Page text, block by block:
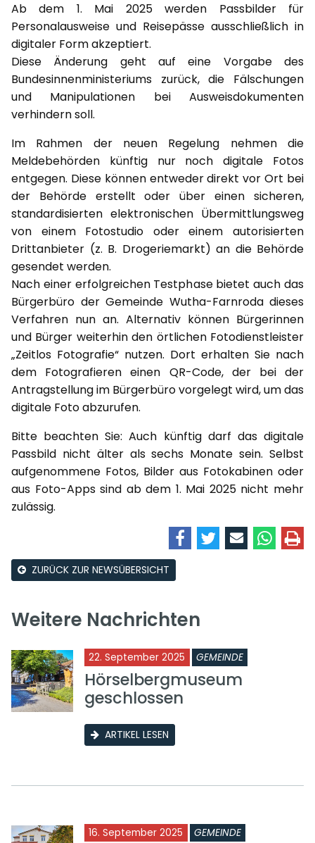
Ab dem 1. Mai 2025 werden Passbilder für
Personalausweise und Reisepässe ausschließlich in
digitaler Form akzeptiert.
Diese Änderung geht auf eine Vorgabe des
Bundesinnenministeriums zurück, die Fälschungen
und Manipulationen bei Ausweisdokumenten
verhindern soll.
Im Rahmen der neuen Regelung nehmen die
Meldebehörden künftig nur noch digitale Fotos
entgegen. Diese können entweder direkt vor Ort bei
der Behörde erstellt oder über einen sicheren,
standardisierten elektronischen Übermittlungsweg
von einem Fotostudio oder einem autorisierten
Drittanbieter (z. B. Drogeriemarkt) an die Behörde
gesendet werden.
Nach einer erfolgreichen Testphase bietet auch das
Bürgerbüro der Gemeinde Wutha-Farnroda dieses
Verfahren nun an. Alternativ können Bürgerinnen
und Bürger weiterhin den örtlichen Fotodienstleister
„Zeitlos Fotografie“ nutzen. Dort erhalten Sie nach
dem Fotografieren einen QR-Code, der bei der
Antragstellung im Bürgerbüro vorgelegt wird, um das
digitale Foto abzurufen.
Bitte beachten Sie: Auch künftig darf das digitale
Passbild nicht älter als sechs Monate sein. Selbst
aufgenommene Fotos, Bilder aus Fotokabinen oder
aus Foto-Apps sind ab dem 1. Mai 2025 nicht mehr
zulässig.
ZURÜCK ZUR NEWSÜBERSICHT
Weitere Nachrichten
22. September 2025 GEMEINDE
Hörselbergmuseum
geschlossen
ARTIKEL LESEN
16. September 2025 GEMEINDE